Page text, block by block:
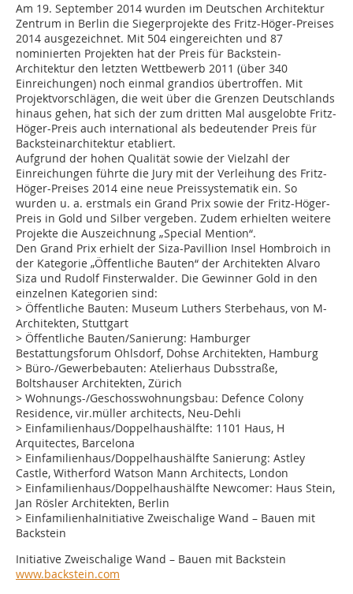
Am 19. September 2014 wurden im Deutschen Architektur
Zentrum in Berlin die Siegerprojekte des Fritz-Höger-Preises
2014 ausgezeichnet. Mit 504 eingereichten und 87
nominierten Projekten hat der Preis für Backstein-
Architektur den letzten Wettbewerb 2011 (über 340
Einreichungen) noch einmal grandios übertroffen. Mit
Projektvorschlägen, die weit über die Grenzen Deutschlands
hinaus gehen, hat sich der zum dritten Mal ausgelobte Fritz-
Höger-Preis auch international als bedeutender Preis für
Backsteinarchitektur etabliert.
Aufgrund der hohen Qualität sowie der Vielzahl der
Einreichungen führte die Jury mit der Verleihung des Fritz-
Höger-Preises 2014 eine neue Preissystematik ein. So
wurden u. a. erstmals ein Grand Prix sowie der Fritz-Höger-
Preis in Gold und Silber vergeben. Zudem erhielten weitere
Projekte die Auszeichnung „Special Mention“.
Den Grand Prix erhielt der Siza-Pavillion Insel Hombroich in
der Kategorie „Öffentliche Bauten“ der Architekten Alvaro
Siza und Rudolf Finsterwalder. Die Gewinner Gold in den
einzelnen Kategorien sind:
> Öffentliche Bauten: Museum Luthers Sterbehaus, von M-
Architekten, Stuttgart
> Öffentliche Bauten/Sanierung: Hamburger
Bestattungsforum Ohlsdorf, Dohse Architekten, Hamburg
> Büro-/Gewerbebauten: Atelierhaus Dubsstraße,
Boltshauser Architekten, Zürich
> Wohnungs-/Geschosswohnungsbau: Defence Colony
Residence, vir.müller architects, Neu-Dehli
> Einfamilienhaus/Doppelhaushälfte: 1101 Haus, H
Arquitectes, Barcelona
> Einfamilienhaus/Doppelhaushälfte Sanierung: Astley
Castle, Witherford Watson Mann Architects, London
> Einfamilienhaus/Doppelhaushälfte Newcomer: Haus Stein,
Jan Rösler Architekten, Berlin
> EinfamilienhaInitiative Zweischalige Wand – Bauen mit
Backstein
Initiative Zweischalige Wand – Bauen mit Backstein
www.backstein.com